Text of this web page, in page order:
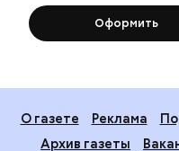
Оформить
О газете Реклама
Архив газеты